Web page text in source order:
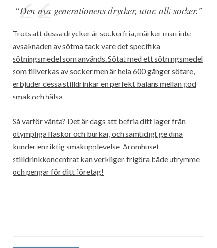
“Den nya generationens drycker, utan allt socker.”
Trots att dessa drycker är sockerfria, märker man inte
avsaknaden av sötma tack vare det specifika
sötningsmedel som används. Sötat med ett sötningsmedel
som tillverkas av socker men är hela 600 gånger sötare,
erbjuder dessa stilldrinkar en perfekt balans mellan god
smak och hälsa.
Så varför vänta? Det är dags att befria ditt lager från
otympliga flaskor och burkar, och samtidigt ge dina
kunder en riktig smakupplevelse. Aromhuset
stilldrinkkoncentrat kan verkligen frigöra både utrymme
och pengar för ditt företag!